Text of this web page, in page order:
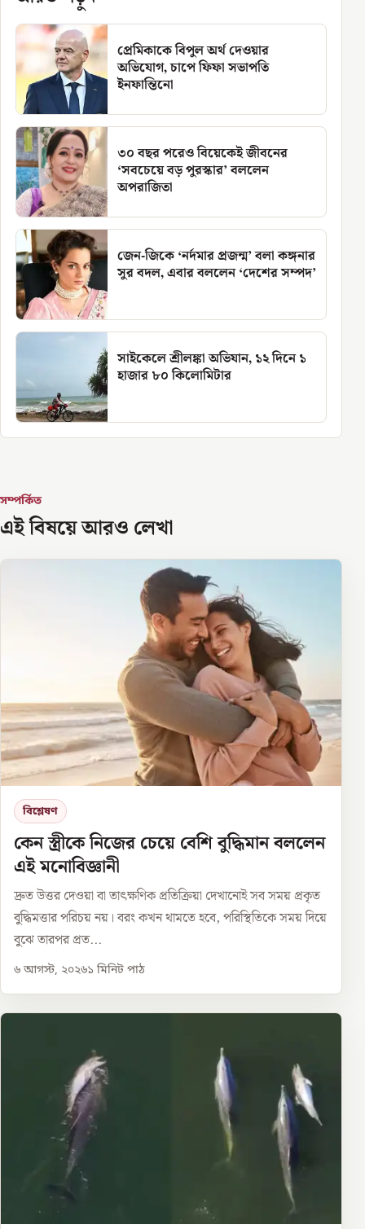
প্রেমিকাকে বিপুল অর্থ দেওয়ার
অভিযোগ, চাপে ফিফা সভাপতি
ইনফান্তিনো
৩০ বছর পরেও বিয়েকেই জীবনের
‘সবচেয়ে বড় পুরস্কার’ বললেন
অপরাজিতা
জেন-জিকে ‘নর্দমার প্রজন্ম’ বলা কঙ্গনার
সুর বদল, এবার বললেন ‘দেশের সম্পদ’
সাইকেলে শ্রীলঙ্কা অভিযান, ১২ দিনে ১
হাজার ৮০ কিলোমিটার
সম্পর্কিত
এই বিষয়ে আরও লেখা
বিশ্লেষণ
কেন স্ত্রীকে নিজের চেয়ে বেশি বুদ্ধিমান বললেন
এই মনোবিজ্ঞানী
দ্রুত উত্তর দেওয়া বা তাৎক্ষণিক প্রতিক্রিয়া দেখানোই সব সময় প্রকৃত
বুদ্ধিমত্তার পরিচয় নয়। বরং কখন থামতে হবে, পরিস্থিতিকে সময় দিয়ে
বুঝে তারপর প্রত...
৬ আগস্ট, ২০২৬১ মিনিট পাঠ